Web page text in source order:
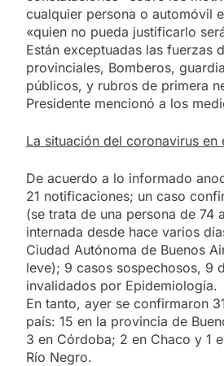
cualquier persona o automóvil
«quien no pueda justificarlo
Están exceptuadas las fuerzas
provinciales, Bomberos,
públicos, y rubros de primera
Presidente mencionó a los
La situación del coronavirus
De acuerdo a lo informado
21 notificaciones; un caso
(se trata de una persona de 74
internada desde hace varios
Ciudad Autónoma de Buenos
leve); 9 casos sospechosos, 9
invalidados por Epidemiología.
En tanto, ayer se confirmaron
país: 15 en la provincia de
3 en Córdoba; 2 en Chaco y 1
Río Negro.